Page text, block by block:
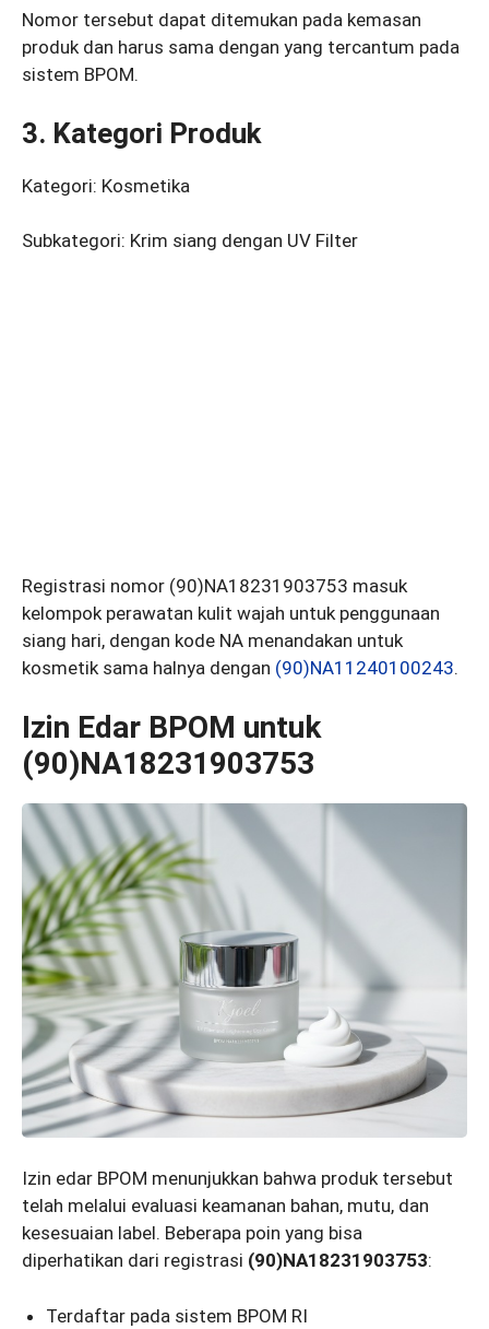
Nomor tersebut dapat ditemukan pada kemasan
produk dan harus sama dengan yang tercantum pada
sistem BPOM.
3. Kategori Produk
Kategori: Kosmetika
Subkategori: Krim siang dengan UV Filter
Registrasi nomor (90)NA18231903753 masuk
kelompok perawatan kulit wajah untuk penggunaan
siang hari, dengan kode NA menandakan untuk
kosmetik sama halnya dengan (90)NA11240100243.
Izin Edar BPOM untuk
(90)NA18231903753
Izin edar BPOM menunjukkan bahwa produk tersebut
telah melalui evaluasi keamanan bahan, mutu, dan
kesesuaian label. Beberapa poin yang bisa
diperhatikan dari registrasi (90)NA18231903753:
Terdaftar pada sistem BPOM RI